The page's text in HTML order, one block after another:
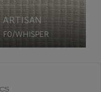
ARTISAN
F0/WHISPER